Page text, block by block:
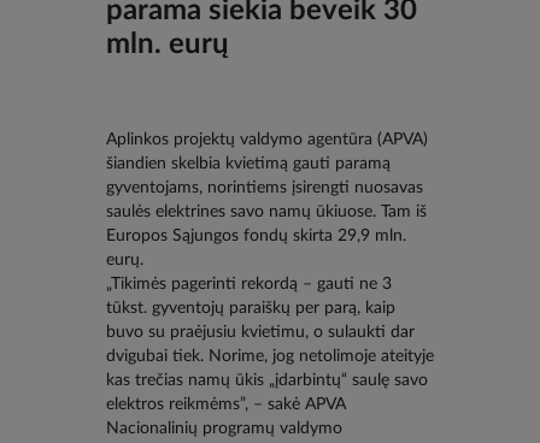
parama siekia beveik 30
mln. eurų
Aplinkos projektų valdymo agentūra (APVA)
šiandien skelbia kvietimą gauti paramą
gyventojams, norintiems įsirengti nuosavas
saulės elektrines savo namų ūkiuose. Tam iš
Europos Sąjungos fondų skirta 29,9 mln.
eurų.
„Tikimės pagerinti rekordą – gauti ne 3
tūkst. gyventojų paraiškų per parą, kaip
buvo su praėjusiu kvietimu, o sulaukti dar
dvigubai tiek. Norime, jog netolimoje ateityje
kas trečias namų ūkis „įdarbintų“ saulę savo
elektros reikmėms”, – sakė APVA
Nacionalinių programų valdymo